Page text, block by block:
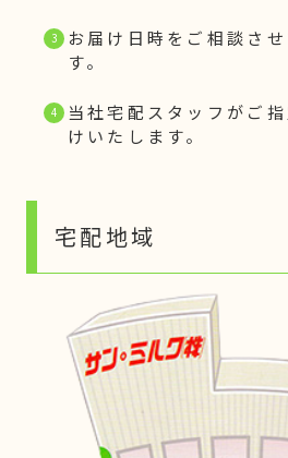
お届け日時をご相談さ
す。
当社宅配スタッフがご
けいたします。
宅配地域